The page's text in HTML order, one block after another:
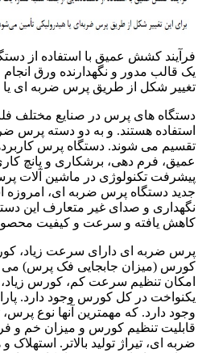
فرآیند کشش عمیق با استفاده از
یک قالب مدور و نگهدارنده ورق
تغییر شکل از طریق پرس ضربه ای یا
دستگاه های پرس در صنایع مختلف
استفاده هستند. و به دو دسته پرس
تقسیم می شوند. دستگاه پرس
عمیق، فرم دهی، برشکاری و پانچ
پیشرفت تکنولوژی در ماشین آلات
جدید دستگاه پرس ضربه ای، امروزه
نگهداری و صدای غیر متعارف این
کاهش یافته و سرعت و کیفیت
پرس ضربه ای دارای سرعت زیاد،
کورس (میزان جابجایی فک پرس) می
امکان تنظیم سرعت کم، کورس زیاد،
یکنواخت در کل کورس وجود دارد.
وجود دارد. که مهمترین آنها نوع
قابلیت تنظیم کورس و میزان خم و
ضربه ای، تیراژ تولید بالاتر. استهلاک